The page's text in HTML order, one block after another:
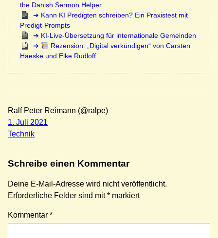
the Danish Sermon Helper
Kann KI Predigten schreiben? Ein Praxistest mit
Predigt-Prompts
KI-Live-Übersetzung für internationale Gemeinden
Rezension: „Digital verkündigen“ von Carsten
Haeske und Elke Rudloff
Ralf Peter Reimann (@ralpe)
1. Juli 2021
Technik
Schreibe einen Kommentar
Deine E-Mail-Adresse wird nicht veröffentlicht.
Erforderliche Felder sind mit* markiert
Kommentar *